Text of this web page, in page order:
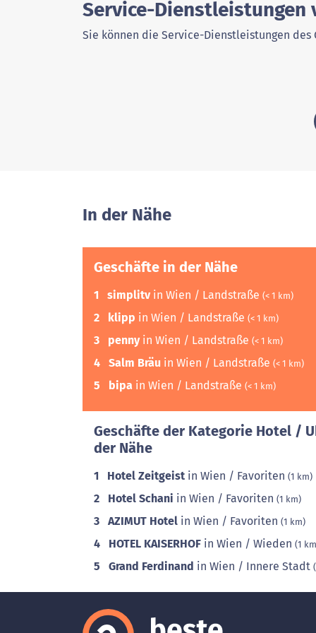
Service-Dienstleistungen
Sie können die Service-Dienstleistungen des
In der Nähe
Geschäfte in der Nähe
1 simplitvin Wien / Landstraße (< 1 km)
2 klipp in Wien / Landstraße (< 1 km)
3 pennyin Wien / Landstraße (< 1 km)
4 Salm Bräu in Wien / Landstraße (< 1 km)
5 bipa in Wien / Landstraße (< 1 km)
Geschäfte der Kategorie Hotel /
der Nähe
1 Hotel Zeitgeist in Wien / Favoriten (1 km)
2 Hotel Schani in Wien / Favoriten (1 km)
3 AZIMUT Hotel in Wien / Favoriten (1 km)
4 HOTEL KAISERHOF in Wien / Wieden (1
5 Grand Ferdinand in Wien / Innere Stadt